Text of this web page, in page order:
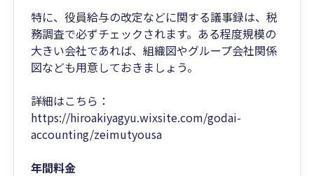
特に、役員給与の改定などに関する議事録は、税
務調査で必ずチェックされます。ある程度規模の
大きい会社であれば、組織図やグループ会社関係
図なども用意しておきましょう。
詳細はこちら：
https://hiroakiyagyu.wixsite.com/godai-
accounting/zeimutyousa
年間料金